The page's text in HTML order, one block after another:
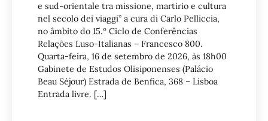
e sud-orientale tra missione, martirio e cultura
nel secolo dei viaggi” a cura di Carlo Pelliccia,
no âmbito do 15.º Ciclo de Conferências
Relações Luso-Italianas – Francesco 800.
Quarta-feira, 16 de setembro de 2026, às 18h00
Gabinete de Estudos Olisiponenses (Palácio
Beau Séjour) Estrada de Benfica, 368 – Lisboa
Entrada livre. […]